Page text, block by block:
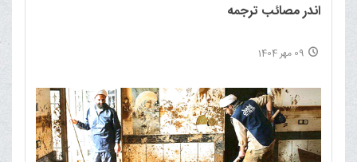
اندر مصائب ترجمه
09 مهر 1404